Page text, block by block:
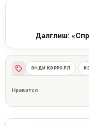
Далглиш:
ЭНДИ КЭРРОЛЛ
Нравится